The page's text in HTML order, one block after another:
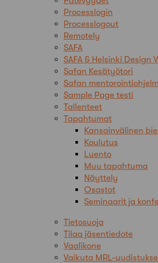
Processlogin
Processlogout
Remotely
SAFA
SAFA & Helsinki Design
Safan Kesätyötori
Safan
Sample Page testi
Tallenteet
Tapahtumat
Kansainvälinen
Koulutus
Luento
Muu tapahtuma
Näyttely
Osastot
Seminaarit ja
Tietosuoja
Tilaa jäsentiedote
Vaalikone
Vaikuta MRL-